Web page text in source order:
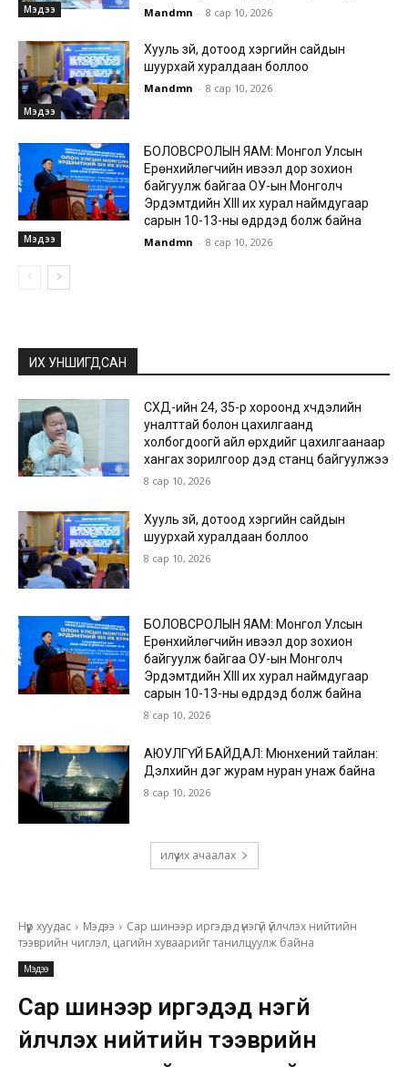
Мэдээ Mandmn - 8 сар 10, 2026
Мэдээ
Хууль зүй, дотоод хэргийн сайдын
шуурхай хуралдаан боллоо
Mandmn - 8 сар 10, 2026
Мэдээ
БОЛОВСРОЛЫН ЯАМ: Монгол Улсын
Ерөнхийлөгчийн ивээл дор зохион
байгуулж байгаа ОУ-ын Монголч
Эрдэмтдийн XIII их хурал наймдугаар
сарын 10-13-ны өдрүүдэд болж байна
Mandmn - 8 сар 10, 2026
ИХ УНШИГДСАН
СХД-ийн 24, 35-р хороонд хүчдэлийн
уналттай болон цахилгаанд
холбогдоогүй айл өрхүүдийг цахилгаанаар
хангах зорилгоор дэд станц байгуулжээ
8 сар 10, 2026
Хууль зүй, дотоод хэргийн сайдын
шуурхай хуралдаан боллоо
8 сар 10, 2026
БОЛОВСРОЛЫН ЯАМ: Монгол Улсын
Ерөнхийлөгчийн ивээл дор зохион
байгуулж байгаа ОУ-ын Монголч
Эрдэмтдийн XIII их хурал наймдугаар
сарын 10-13-ны өдрүүдэд болж байна
8 сар 10, 2026
АЮУЛГҮЙ БАЙДАЛ: Мюнхений тайлан:
Дэлхийн дэг журам нуран унаж байна
8 сар 10, 2026
илүү их ачаалах